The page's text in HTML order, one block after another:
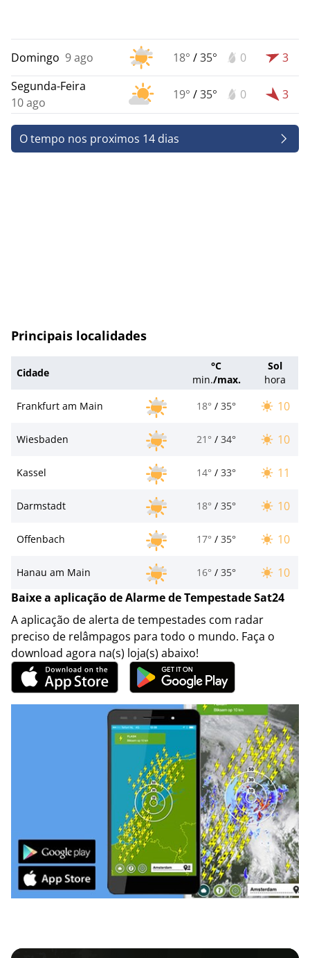
Domingo 9 ago 18° /35° 0
3
Segunda-Feira
10 ago
19° /35° 0 3
O tempo nos proximos 14 dias
Principais localidades
Cidade
°C
min./max.
Sol
hora
Frankfurt am Main
18° / 35° 10
Wiesbaden 21° / 34° 10
Kassel 14° / 33° 11
Darmstadt 18° / 35° 10
Offenbach 17° / 35° 10
Hanau am Main 16° / 35°
10
Baixe a aplicação de Alarme de Tempestade Sat24
A aplicação de alerta de tempestades com radar
preciso de relâmpagos para todo o mundo. Faça o
download agora na(s) loja(s) abaixo!